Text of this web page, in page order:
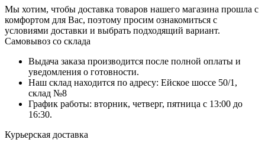
Мы хотим, чтобы доставка товаров нашего магазина прошла с
комфортом для Вас, поэтому просим ознакомиться с
условиями доставки и выбрать подходящий вариант.
Самовывоз со склада
Выдача заказа производится после полной оплаты и
уведомления о готовности.
Наш склад находится по адресу: Ейское шоссе 50/1,
склад №8
График работы: вторник, четверг, пятница с 13:00 до
16:30.
Курьерская доставка